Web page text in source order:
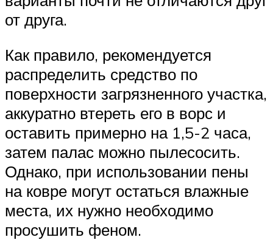
от друга.
Как правило, рекомендуется
распределить средство по
поверхности загрязненного участка,
аккуратно втереть его в ворс и
оставить примерно на 1,5-2 часа,
затем палас можно пылесосить.
Однако, при использовании пены
на ковре могут остаться влажные
места, их нужно необходимо
просушить феном.